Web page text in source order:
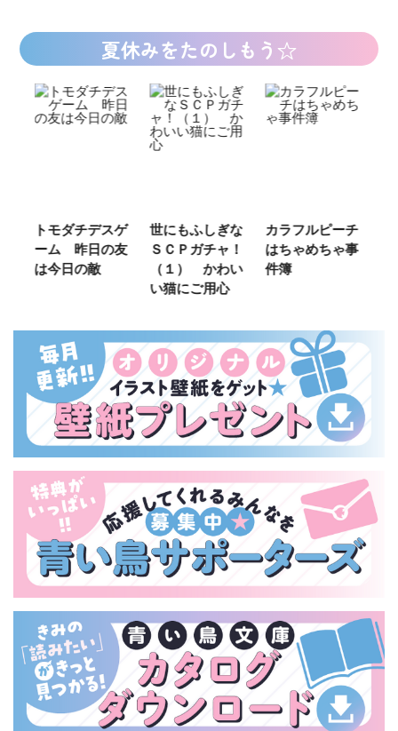
夏休みをたのしもう☆
トモダチデスゲ
ーム 昨日の友
は今日の敵
世にもふしぎな
ＳＣＰガチャ！
（１） かわい
い猫にご用心
カラフルピーチ
はちゃめちゃ事
件簿